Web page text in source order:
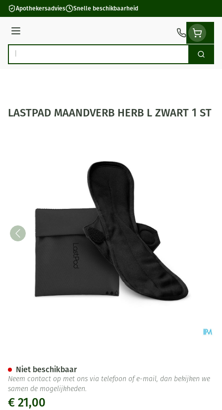
Ga naar de inhoud
Apothekersadvies Snelle beschikbaarheid
Menu
Product, merk, categorie... Zoek
LASTPAD MAANDVERB HERB L ZWART 1 ST
€ 21,00
Niet beschikbaar
Neem contact op met ons via telefoon of e-mail, dan bekijken we
samen de mogelijkheden.